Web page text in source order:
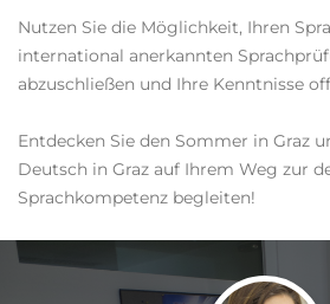
Nutzen Sie die Möglichkeit, Ihren
international anerkannten
abzuschließen und Ihre Kenntnisse
Entdecken Sie den Sommer in Graz
Deutsch in Graz auf Ihrem Weg zur
Sprachkompetenz begleiten!